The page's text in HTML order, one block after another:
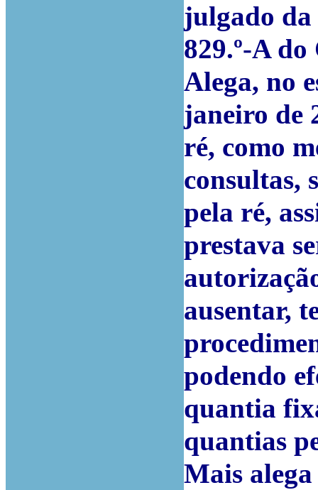
julgado da
829.º-A
Alega, no
janeiro de
ré, como
consultas,
pela ré,
prestava
ausentar,
podendo
quantia
quantias
Mais